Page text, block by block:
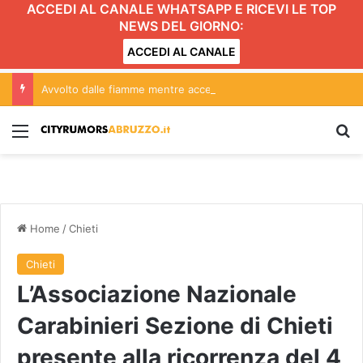
ACCEDI AL CANALE WHATSAPP E RICEVI LE TOP
NEWS DEL GIORNO:
ACCEDI AL CANALE
Avvolto dalle fiamme mentre accende il barbecue
Menu
Home /Chieti
Chieti
L’Associazione Nazionale
Carabinieri Sezione di Chieti